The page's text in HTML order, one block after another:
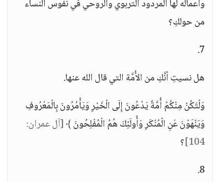
وأعماله لها المردود التربوي والروحي في نفوس النساء
من حولكِ؟
7.
هل نسيتِ أنَّكِ من الأُمَّة التي قال الله عنها.
وَلْتَكُنْ مِنْكُمْ أُمَّةٌ يَدْعُونَ إِلَى الْخَيْرِ وَيَأْمُرُونَ بِالْمَعْرُوفِ
وَيَنْهَوْنَ عَنِ الْمُنْكَرِ وَأُولَئِكَ هُمُ الْمُفْلِحُونَ ﴾[آل عمران:
104] ؟
8.